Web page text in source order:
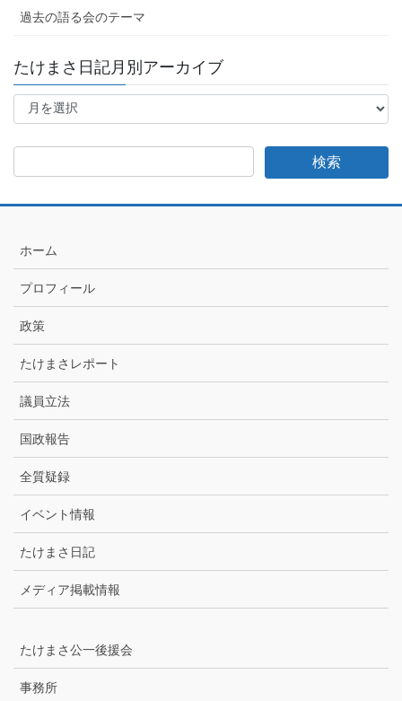
過去の語る会のテーマ
たけまさ日記月別アーカイブ
た
さ
月
カ
ブ
ホーム
プロフィール
政策
たけまさレポート
議員立法
国政報告
全質疑録
イベント情報
たけまさ日記
メディア掲載情報
たけまさ公一後援会
事務所